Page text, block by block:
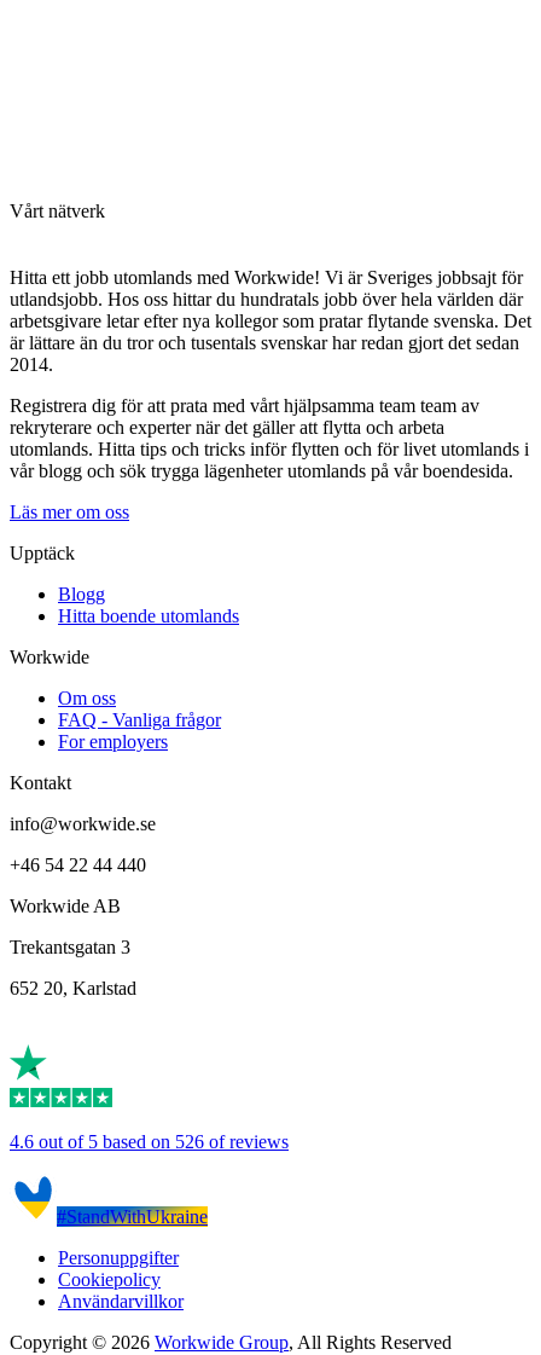
Vårt nätverk
Hitta ett jobb utomlands med Workwide! Vi är Sveriges jobbsajt för
utlandsjobb. Hos oss hittar du hundratals jobb över hela världen där
arbetsgivare letar efter nya kollegor som pratar flytande svenska. Det
är lättare än du tror och tusentals svenskar har redan gjort det sedan
2014.
Registrera dig för att prata med vårt hjälpsamma team team av
rekryterare och experter när det gäller att flytta och arbeta
utomlands. Hitta tips och tricks inför flytten och för livet utomlands i
vår blogg och sök trygga lägenheter utomlands på vår boendesida.
Läs mer om oss
Upptäck
Blogg
Hitta boende utomlands
Workwide
Om oss
FAQ - Vanliga frågor
For employers
Kontakt
info@workwide.se
+46 54 22 44 440
Workwide AB
Trekantsgatan 3
652 20, Karlstad
4.6 out of 5 based on 526 of reviews
#StandWithUkraine
Personuppgifter
Cookiepolicy
Användarvillkor
Copyright © 2026 Workwide Group, All Rights Reserved